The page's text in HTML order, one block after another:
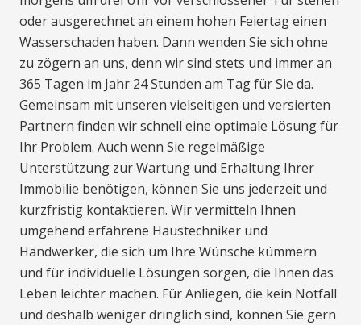
oder ausgerechnet an einem hohen Feiertag einen
Wasserschaden haben. Dann wenden Sie sich ohne
zu zögern an uns, denn wir sind stets und immer an
365 Tagen im Jahr 24 Stunden am Tag für Sie da.
Gemeinsam mit unseren vielseitigen und versierten
Partnern finden wir schnell eine optimale Lösung für
Ihr Problem. Auch wenn Sie regelmäßige
Unterstützung zur Wartung und Erhaltung Ihrer
Immobilie benötigen, können Sie uns jederzeit und
kurzfristig kontaktieren. Wir vermitteln Ihnen
umgehend erfahrene Haustechniker und
Handwerker, die sich um Ihre Wünsche kümmern
und für individuelle Lösungen sorgen, die Ihnen das
Leben leichter machen. Für Anliegen, die kein Notfall
und deshalb weniger dringlich sind, können Sie gern